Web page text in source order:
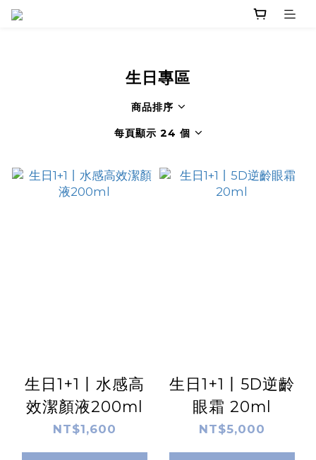
生日專區
商品排序
每頁顯示 24 個
生日1+1丨水感高
效潔顏液200ml
NT$1,600
生日1+1丨5D逆齡
眼霜 20ml
NT$5,000